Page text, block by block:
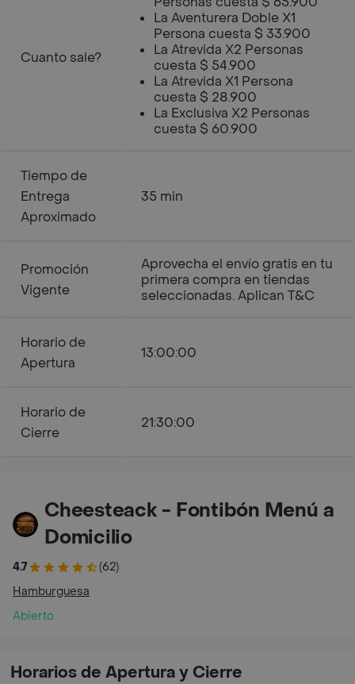
Cuanto sale?
La Aventurera Doble X1
Persona cuesta $ 33.900
La Atrevida X2 Personas
cuesta $ 54.900
La Atrevida X1 Persona
cuesta $ 28.900
La Exclusiva X2 Personas
cuesta $ 60.900
Tiempo de
Entrega
Aproximado
35 min
Promoción
Vigente
Aprovecha el envío gratis en tu
primera compra en tiendas
seleccionadas. Aplican T&C
Horario de
Apertura
13:00:00
Horario de
Cierre
21:30:00
Cheesteack - Fontibón Menú a
Domicilio
4.7
(62)
Hamburguesa
Abierto
Horarios de Apertura y Cierre